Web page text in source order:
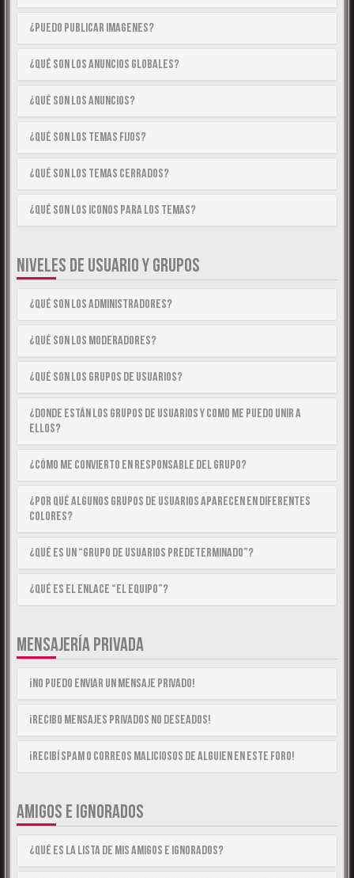
¿Puedo publicar imagenes?
¿Qué son los anuncios globales?
¿Qué son los anuncios?
¿Qué son los temas fijos?
¿Qué son los temas cerrados?
¿Qué son los iconos para los temas?
NIVELES DE USUARIO Y GRUPOS
¿Qué son los Administradores?
¿Qué son los Moderadores?
¿Qué son los Grupos de Usuarios?
¿Donde están los Grupos de Usuarios y como me puedo unir a
ellos?
¿Cómo me convierto en Responsable del Grupo?
¿Por qué algunos Grupos de Usuarios aparecen en diferentes
colores?
¿Qué es un “Grupo de Usuarios predeterminado”?
¿Qué es el enlace “El equipo”?
MENSAJERÍA PRIVADA
¡No puedo enviar un mensaje privado!
¡Recibo mensajes privados no deseados!
¡Recibí spam o correos maliciosos de alguien en este foro!
AMIGOS E IGNORADOS
¿Qué es la lista de Mis Amigos e Ignorados?